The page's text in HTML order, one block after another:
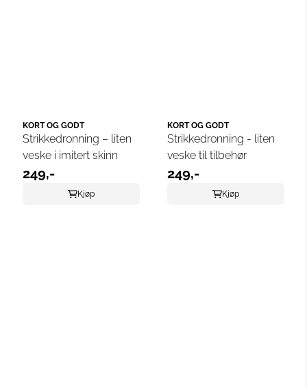
KORT OG GODT
Strikkedronning – liten
veske i imitert skinn
249,-
Kjøp
KORT OG GODT
Strikkedronning - liten
veske til tilbehør
249,-
Kjøp